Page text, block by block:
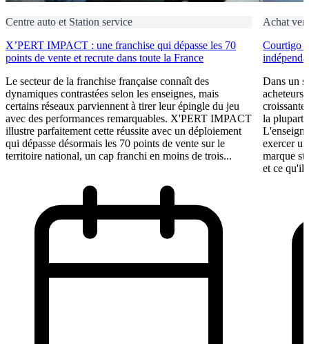
Centre auto et Station service
X’PERT IMPACT : une franchise qui dépasse les 70
points de vente et recrute dans toute la France
Le secteur de la franchise française connaît des
dynamiques contrastées selon les enseignes, mais
certains réseaux parviennent à tirer leur épingle du jeu
avec des performances remarquables. X'PERT IMPACT
illustre parfaitement cette réussite avec un déploiement
qui dépasse désormais les 70 points de vente sur le
territoire national, un cap franchi en moins de trois...
Achat
Courtigo :
Dans un
acheteurs
la plupart
exercer
marque
et ce qu'il